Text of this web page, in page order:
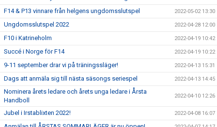
F14 & P13 vinnare från helgens ungdomsslutspel 2022-05-02 13:30
Ungdomsslutspel 2022 2022-04-28 12:00
F10 i Katrineholm 2022-04-19 10:42
Succé i Norge för F14 2022-04-19 10:22
9-11 september drar vi på träningssläger! 2022-04-13 15:31
Dags att anmäla sig till nästa säsongs seriespel 2022-04-13 14:45
Nominera årets ledare och årets unga ledare i Årsta
Handboll
2022-04-10 12:26
Jubel i Irstablixten 2022! 2022-04-08 16:07